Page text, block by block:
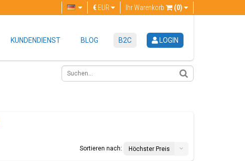
Ihr Warenkorb (0)
€ EUR
KUNDENDIENST BLOG B2C LOGIN
Sortieren nach:
Höchster Preis